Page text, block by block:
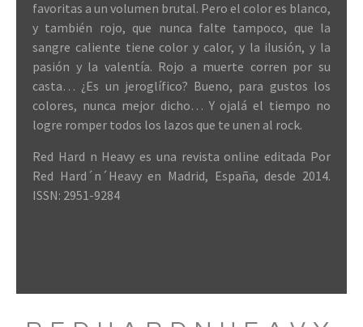
favoritas a un volumen brutal. Pero el color es blanco,
y también rojo, que nunca falte tampoco, que la
sangre caliente tiene color y calor, y la ilusión, y la
pasión y la valentía. Rojo a muerte corren por su
casta… ¿Es un jeroglífico? Bueno, para gustos los
colores, nunca mejor dicho… Y ojalá el tiempo no
logre romper todos los lazos que te unen al rock.
Red Hard n Heavy es una revista online editada Por
Red Hard´n´Heavy en Madrid, España, desde 2014.
ISSN: 2951-9284